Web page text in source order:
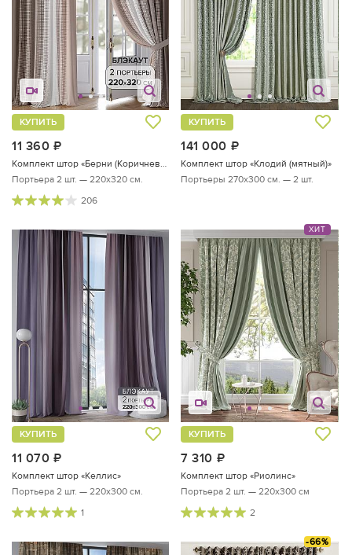
11 360
КУПИТЬ
Комплект штор «Берни (Коричневый)»
Портьера 2 шт. — 220х320 см.
206
141 000
КУПИТЬ
Комплект штор «Клодий (мятный)»
Портьеры 270х300 см. — 2 шт.
11 070
КУПИТЬ
Комплект штор «Келлис»
Портьера 2 шт. — 220х300 см.
1
ХИТ
7 310
КУПИТЬ
Комплект штор «Риолинс»
Портьера 2 шт. — 220х300 см
2
-66%